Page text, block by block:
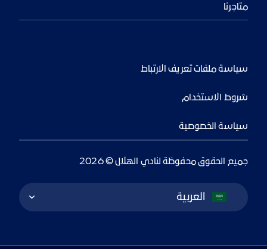
متاجرنا
سياسة ملفات تعريف الارتباط
شروط الاستخدام
سياسة الخصوصية
جميع الحقوق محفوظة لنادي الهلال © 2026
Language Switcher
العربية